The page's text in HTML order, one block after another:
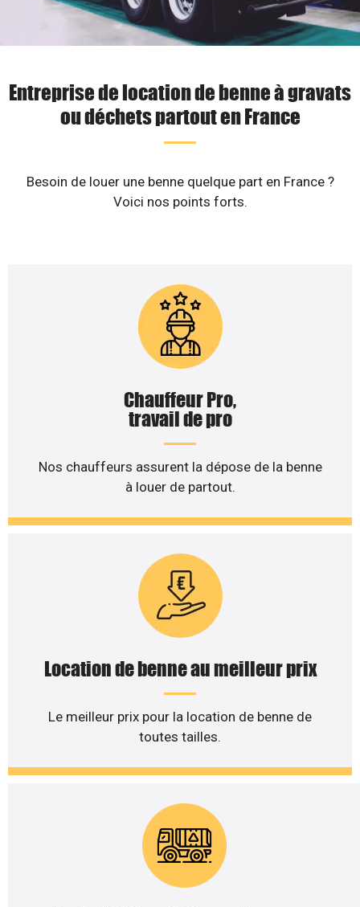
Entreprise de location de benne à gravats
ou déchets partout en France
Besoin de louer une benne quelque part en France ?
Voici nos points forts.
Chauffeur Pro,
travail de pro
Nos chauffeurs assurent la dépose de la benne
à louer de partout.
Location de benne au meilleur prix
Le meilleur prix pour la location de benne de
toutes tailles.